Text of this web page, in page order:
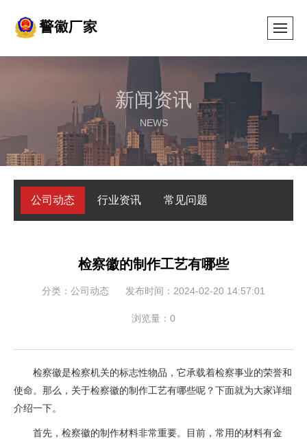
新闻资讯
NEWS
公司动态 行业资讯 常见问题
检察徽的制作工艺有哪些
分类：公司动态 发布时间：2024-02-20 14:57:01
浏览量：0
检察徽是检察机关的标志性物品，它承载着检察事业的荣誉和
使命。那么，关于检察徽的制作工艺有哪些呢？下面就为大家详细
介绍一下。
首先，检察徽的制作材料非常重要。目前，常用的材料有金